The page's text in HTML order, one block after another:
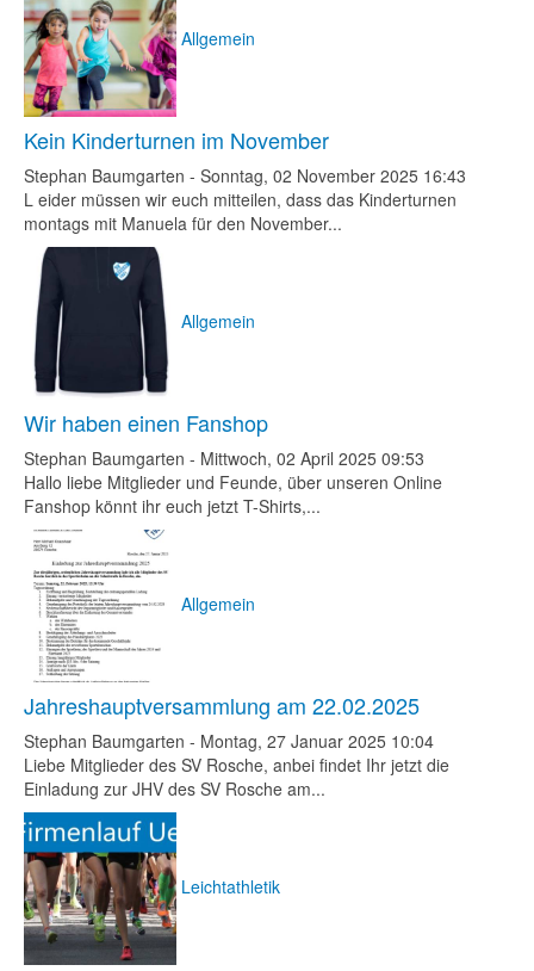
Allgemein
Kein Kinderturnen im November
Stephan Baumgarten - Sonntag, 02 November 2025 16:43
L eider müssen wir euch mitteilen, dass das Kinderturnen
montags mit Manuela für den November...
Allgemein
Wir haben einen Fanshop
Stephan Baumgarten - Mittwoch, 02 April 2025 09:53
Hallo liebe Mitglieder und Feunde, über unseren Online
Fanshop könnt ihr euch jetzt T-Shirts,...
Allgemein
Jahreshauptversammlung am 22.02.2025
Stephan Baumgarten - Montag, 27 Januar 2025 10:04
Liebe Mitglieder des SV Rosche, anbei findet Ihr jetzt die
Einladung zur JHV des SV Rosche am...
Leichtathletik